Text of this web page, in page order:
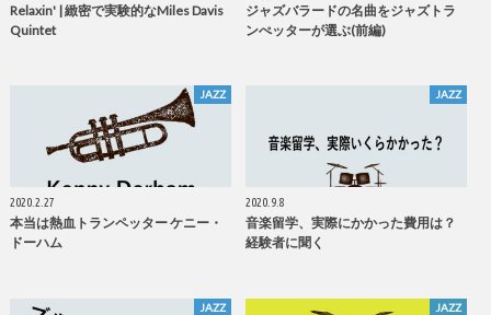
Relaxin' | 緻密で実験的なMiles Davis
Quintet
ジャズバラードの名曲をジャズトラ
ンぺッターが選ぶ(前編)
JAZZ
2020.2.27
本当は熱血トランペッター ケニー・
ドーハム
JAZZ
2020.9.8
音楽留学、実際にかかった費用は？
経験者に聞く
JAZZ JAZZ